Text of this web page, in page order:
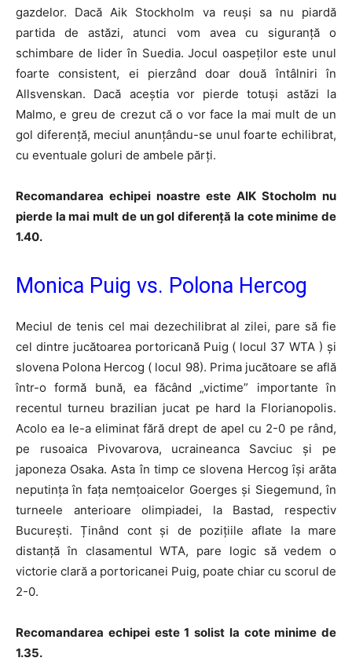
gazdelor. Dacă Aik Stockholm va reuși sa nu piardă
partida de astăzi, atunci vom avea cu siguranță o
schimbare de lider în Suedia. Jocul oaspeților este unul
foarte consistent, ei pierzând doar două întâlniri în
Allsvenskan. Dacă aceștia vor pierde totuși astăzi la
Malmo, e greu de crezut că o vor face la mai mult de un
gol diferență, meciul anunțându-se unul foarte echilibrat,
cu eventuale goluri de ambele părți.
Recomandarea echipei noastre este AIK Stocholm nu
pierde la mai mult de un gol diferență la cote minime de
1.40.
Monica Puig vs. Polona Hercog
Meciul de tenis cel mai dezechilibrat al zilei, pare să fie
cel dintre jucătoarea portoricană Puig ( locul 37 WTA ) și
slovena Polona Hercog ( locul 98). Prima jucătoare se află
într-o formă bună, ea făcând „victime” importante în
recentul turneu brazilian jucat pe hard la Florianopolis.
Acolo ea le-a eliminat fără drept de apel cu 2-0 pe rând,
pe rusoaica Pivovarova, ucraineanca Savciuc și pe
japoneza Osaka. Asta în timp ce slovena Hercog își arăta
neputința în fața nemțoaicelor Goerges și Siegemund, în
turneele anterioare olimpiadei, la Bastad, respectiv
București. Ținând cont și de pozițiile aflate la mare
distanță în clasamentul WTA, pare logic să vedem o
victorie clară a portoricanei Puig, poate chiar cu scorul de
2-0.
Recomandarea echipei este 1 solist la cote minime de
1.35.